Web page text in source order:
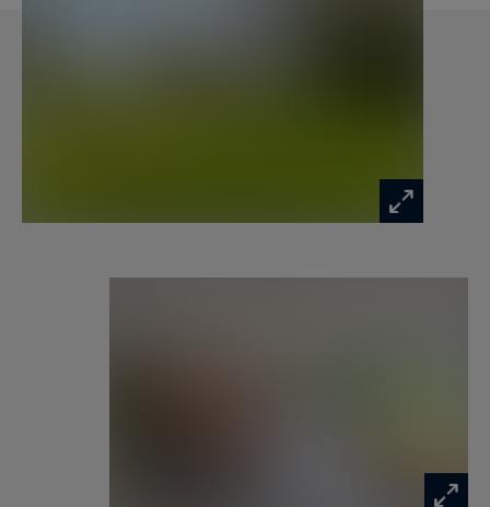
bien qui allie le charme de l 'ancien et le confort
de l 'ultra contemporain. Parking extérieur 2
Lycée de la Croix Blanche . Transfert en bus pour